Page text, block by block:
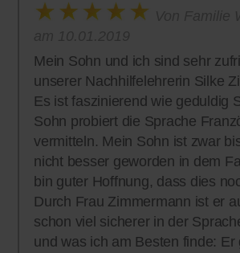
Mein Sohn und ich sind sehr
unserer Nachhilfelehrerin Silke
Es ist faszinierend wie geduldig
Sohn probiert die Sprache
vermitteln. Mein Sohn ist zwar
nicht besser geworden in dem
bin guter Hoffnung, dass dies
Durch Frau Zimmermann ist er
schon viel sicherer in der
und was ich am Besten finde: Er